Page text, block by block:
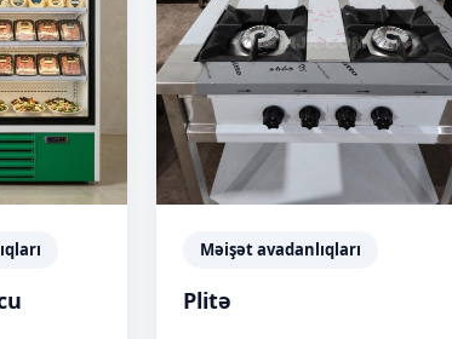
Məişət avadanlıqları
Plitə